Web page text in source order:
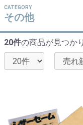
CATEGORY
その他
20件の商品が見つか